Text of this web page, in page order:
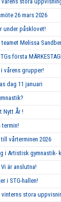
26 mars 2026
under påsklovet!
Melissa
första
vårens grupper!
dag 11 januari
Nytt År !
termin!
vårterminen 2026
i Artistisk gymnastik-
är anslutna!
i STG-hallen!
vinterns stora